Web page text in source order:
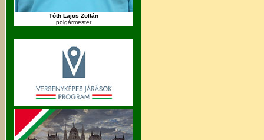
Tóth Lajos Zoltán
polgármester